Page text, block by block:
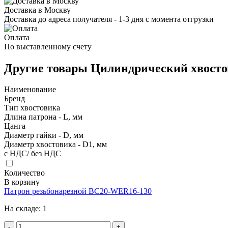
Доставка в Москву
Доставка до адреса получателя - 1-3 дня с момента отгрузки
Оплата
По выставленному счету
Другие товары Цилиндрический
Наименование
Бренд
Тип хвостовика
Длина патрона - L, мм
Цанга
Диаметр гайки - D, мм
Диаметр хвостовика - D1, мм
с НДС/ без НДС
Количество
В корзину
Патрон резьбонарезной BC20-WER16-130
На складе: 1